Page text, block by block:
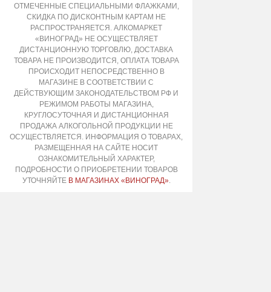
ОТМЕЧЕННЫЕ СПЕЦИАЛЬНЫМИ ФЛАЖКАМИ,
СКИДКА ПО ДИСКОНТНЫМ КАРТАМ НЕ
РАСПРОСТРАНЯЕТСЯ. АЛКОМАРКЕТ
«ВИНОГРАД» НЕ ОСУЩЕСТВЛЯЕТ
ДИСТАНЦИОННУЮ ТОРГОВЛЮ, ДОСТАВКА
ТОВАРА НЕ ПРОИЗВОДИТСЯ, ОПЛАТА ТОВАРА
ПРОИСХОДИТ НЕПОСРЕДСТВЕННО В
МАГАЗИНЕ В СООТВЕТСТВИИ С
ДЕЙСТВУЮЩИМ ЗАКОНОДАТЕЛЬСТВОМ РФ И
РЕЖИМОМ РАБОТЫ МАГАЗИНА,
КРУГЛОСУТОЧНАЯ И ДИСТАНЦИОННАЯ
ПРОДАЖА АЛКОГОЛЬНОЙ ПРОДУКЦИИ НЕ
ОСУЩЕСТВЛЯЕТСЯ. ИНФОРМАЦИЯ О ТОВАРАХ,
РАЗМЕЩЕННАЯ НА САЙТЕ НОСИТ
ОЗНАКОМИТЕЛЬНЫЙ ХАРАКТЕР,
ПОДРОБНОСТИ О ПРИОБРЕТЕНИИ ТОВАРОВ
УТОЧНЯЙТЕ В МАГАЗИНАХ «ВИНОГРАД».